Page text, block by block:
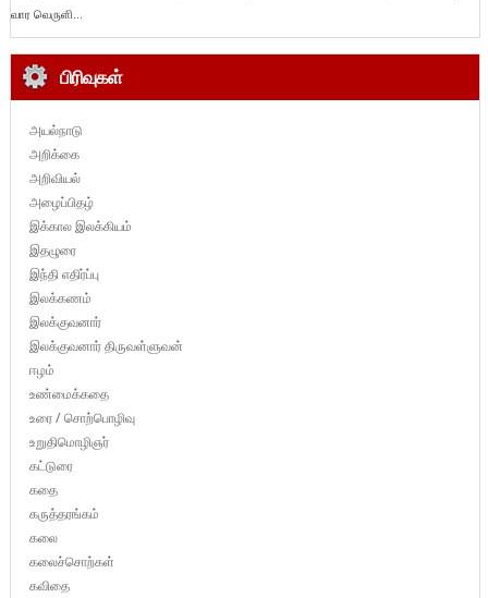
வார வெருளி...
பிரிவுகள்
அயல்நாடு
அறிக்கை
அறிவியல்
அழைப்பிதழ்
இக்கால இலக்கியம்
இதழுரை
இந்தி எதிர்ப்பு
இலக்கணம்
இலக்குவனார்
இலக்குவனார் திருவள்ளுவன்
ஈழம்
உண்மைக்கதை
உரை / சொற்பொழிவு
உறுதிமொழிஞர்
கட்டுரை
கதை
கருத்தரங்கம்
கலை
கலைச்சொற்கள்
கவிதை